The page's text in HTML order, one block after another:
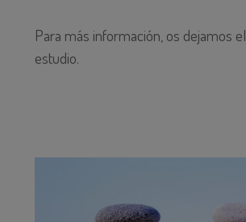
Para más información, os dejamos el
estudio.